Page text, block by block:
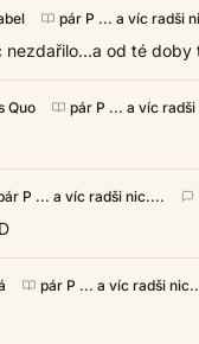
pár P ... a víc radši
od té doby
Quo pár P ... a víc
P ... a víc radši nic....
pár P ... a víc radši